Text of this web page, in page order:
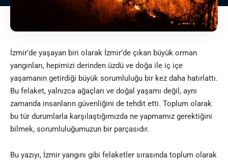
İzmir’de yaşayan biri olarak İzmir’de çıkan büyük orman
yangınları, hepimizi derinden üzdü ve doğa ile iç içe
yaşamanın getirdiği büyük sorumluluğu bir kez daha hatırlattı.
Bu felaket, yalnızca ağaçları ve doğal yaşamı değil, aynı
zamanda insanların güvenliğini de tehdit etti. Toplum olarak
bu tür durumlarla karşılaştığımızda ne yapmamız gerektiğini
bilmek, sorumluluğumuzun bir parçasıdır.
Bu yazıyı, İzmir yangını gibi felaketler sırasında toplum olarak